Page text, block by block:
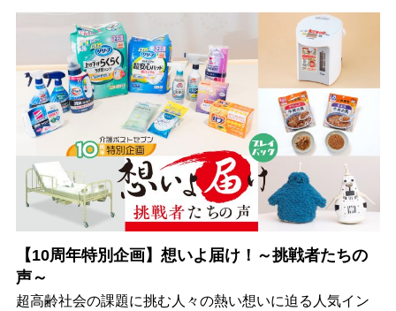
【10周年特別企画】想いよ届け！～挑戦者たちの
声～
超高齢社会の課題に挑む人々の熱い想いに迫る人気イン